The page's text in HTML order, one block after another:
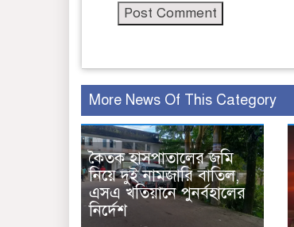
More News Of This Category
কৈতক হাসপাতালের জমি
নিয়ে দুই নামজারি বাতিল,
এসএ খতিয়ানে পুনর্বহালের
নির্দেশ